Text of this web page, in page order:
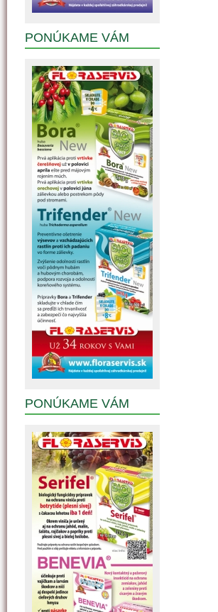
PONÚKAME VÁM
PONÚKAME VÁM